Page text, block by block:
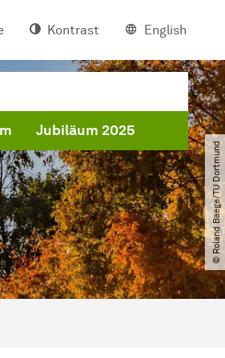
Kontrast English
Jubiläum 2025
© Roland Baege​/​TU Dortmund